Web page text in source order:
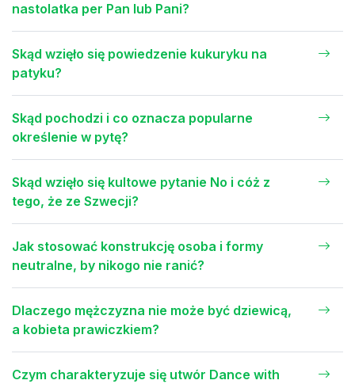
nastolatka per Pan lub Pani?
Skąd wzięło się powiedzenie kukuryku na
patyku?
Skąd pochodzi i co oznacza popularne
określenie w pytę?
Skąd wzięło się kultowe pytanie No i cóż z
tego, że ze Szwecji?
Jak stosować konstrukcję osoba i formy
neutralne, by nikogo nie ranić?
Dlaczego mężczyzna nie może być dziewicą,
a kobieta prawiczkiem?
Czym charakteryzuje się utwór Dance with